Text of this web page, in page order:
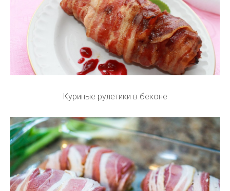
Куриные рулетики в беконе